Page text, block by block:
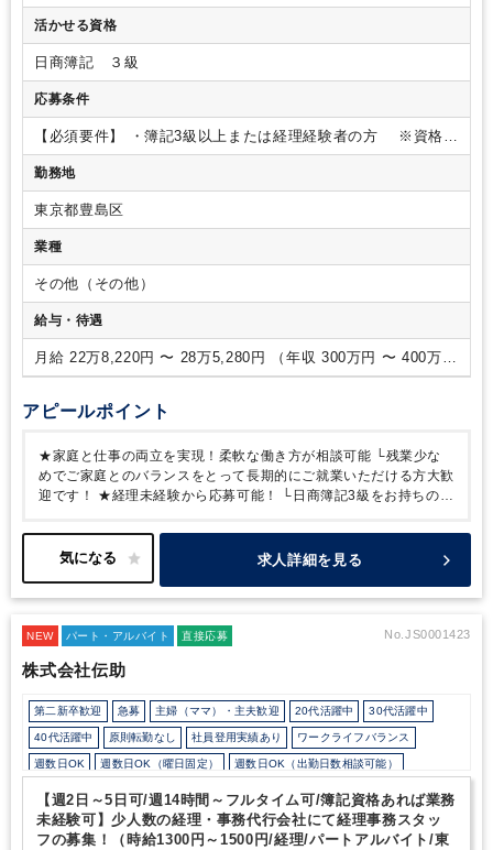
の発行やファイリングなど。 ※お客様とチャットやオンライ
ンミーティングなどでのやり取りが発生する場合があります。
活かせる資格
日商簿記 ３級
応募条件
【必須要件】 ・簿記3級以上または経理経験者の方 ※資格が
あれば業務未経験OK・Googleスプレッドシートなど基本的な
PC操作が出来る方
る方
＜人物像＞
かな事に気づくことができる方
勤務地
東京都豊島区
業種
その他（その他）
給与・待遇
月給 22万8,220円 〜 28万5,280円 （年収 300万円 〜 400万
円）
アピールポイント
★家庭と仕事の両立を実現！柔軟な働き方が相談可能 └残業少な
めでご家庭とのバランスをとって長期的にご就業いただける方大歓
迎です！
★経理未経験から応募可能！
└日商簿記3級をお持ちの方
求人詳細を見る
NEW パート・アルバイト 直接応募 No.JS0001423
株式会社伝助
第二新卒歓迎 急募 主婦（ママ）・主夫歓迎 20代活躍中 30代活躍中
40代活躍中 原則転勤なし 社員登用実績あり ワークライフバランス
週数日OK 週数日OK（曜日固定） 週数日OK（出勤日数相談可能）
週2日からOK 月数日の勤務
時短勤務の相談OK 勤務開始時間の相談OK 勤務終了時間の相談OK 朝遅め
10時以降出社OK 定時早め 16時以前退社OK フルタイム
【週2日～5日可/週14時間～フルタイム可/簿記資格あれば業務
未経験可】少人数の経理・事務代行会社にて経理事務スタッ
フの募集！（時給1300円～1500円/経理/パートアルバイト/東